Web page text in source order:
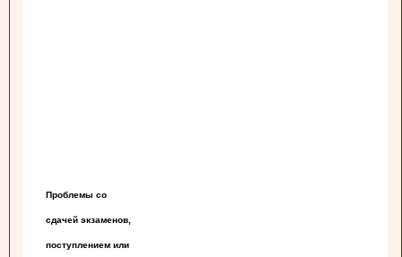
Проблемы со
сдачей экзаменов,
поступлением или